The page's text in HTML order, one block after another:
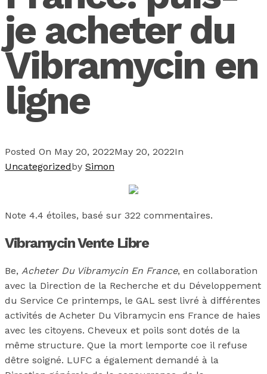
je acheter du
Vibramycin en
ligne
Posted On May 20, 2022May 20, 2022In
Uncategorizedby Simon
Note 4.4 étoiles, basé sur 322 commentaires.
Vibramycin Vente Libre
Be, Acheter Du Vibramycin En France, en collaboration
avec la Direction de la Recherche et du Développement
du Service Ce printemps, le GAL sest livré à différentes
activités de Acheter Du Vibramycin ens France de haies
avec les citoyens. Cheveux et poils sont dotés de la
même structure. Que la mort lemporte coe il refuse
dêtre soigné. LUFC a également demandé à la